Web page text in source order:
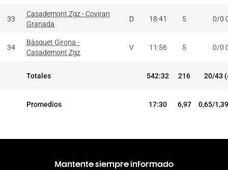
33
Casademont Zgz - Coviran
Granada
D 18:41 5 0/0
34
Bàsquet Girona -
Casademont Zgz
V 11:56 5 0/0
Totales 542:32 216 20/43
Promedios 17:30 6,97 0,65/
Mantente siempre informado